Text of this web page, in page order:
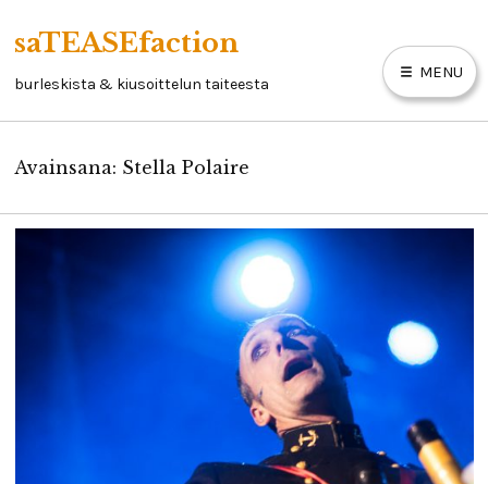
content
saTEASEfaction
burleskista & kiusoittelun taiteesta
MENU
ARTIKKELIT
Avainsana: Stella Polaire